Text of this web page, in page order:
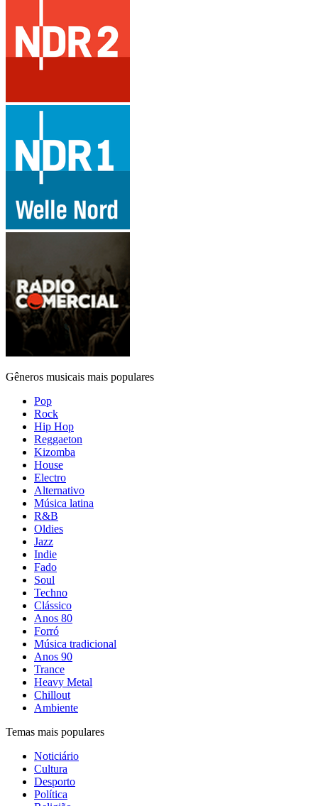
Gêneros musicais mais populares
Pop
Rock
Hip Hop
Reggaeton
Kizomba
House
Electro
Alternativo
Música latina
R&B
Oldies
Jazz
Indie
Fado
Soul
Techno
Clássico
Anos 80
Forró
Música tradicional
Anos 90
Trance
Heavy Metal
Chillout
Ambiente
Temas mais populares
Noticiário
Cultura
Desporto
Política